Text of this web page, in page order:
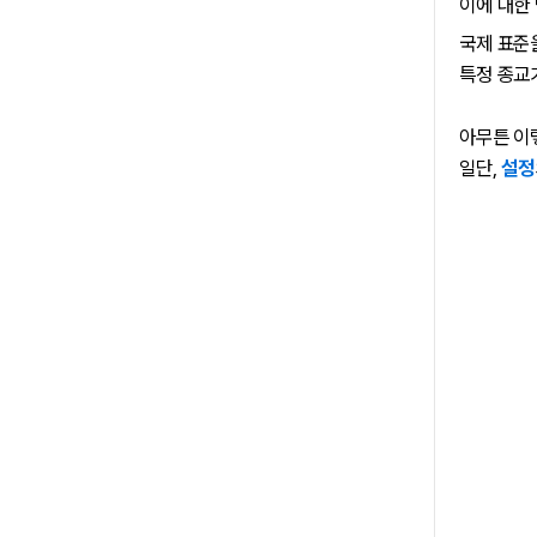
이에 대
국제 표
특정 종
아무튼
일단,설정